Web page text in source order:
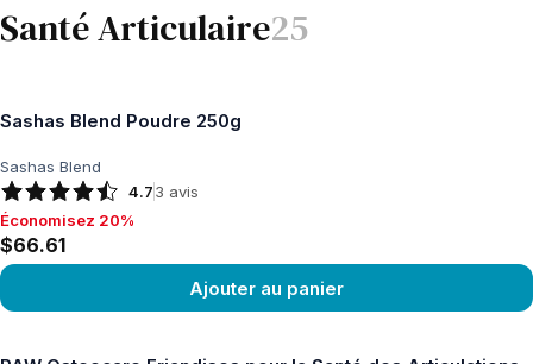
Santé Articulaire25
Sashas Blend Poudre 250g
Sashas Blend
4.73 avis
Économisez 20%, $66.61
Économisez 20%
$66.61
Ajouter au panier